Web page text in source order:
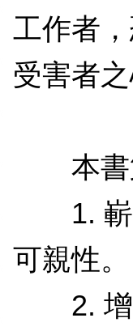
工作者
受害者
本書第
1. 嶄新
可親性。
2. 增刪